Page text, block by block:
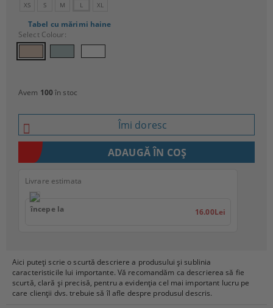
Aici puteți scrie o scurtă descriere a produsului și sublinia
caracteristicile lui importante. Vă recomandăm ca descrierea să fie
scurtă, clară și precisă, pentru a evidenția cel mai important lucru pe
care clienții dvs. trebuie să îl afle despre produsul descris.
XS S M L XL
Tabel cu mărimi haine
Select Colour:
Avem 100în stoc
Îmi doresc
Livrare estimata
începe la 16.00Lei